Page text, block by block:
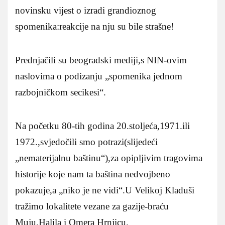
novinsku vijest o izradi grandioznog
spomenika:reakcije na nju su bile strašne!
Prednjačili su beogradski mediji,s NIN-ovim
naslovima o podizanju „spomenika jednom
razbojničkom secikesi“.
Na početku 80-tih godina 20.stoljeća,1971.ili
1972.,svjedočili smo potrazi(slijedeći
„nematerijalnu baštinu“),za opipljivim tragovima
historije koje nam ta baština nedvojbeno
pokazuje,a „niko je ne vidi“.U Velikoj Kladuši
tražimo lokalitete vezane za gazije-braću
Muju,Halila i Omera Hrnjicu.